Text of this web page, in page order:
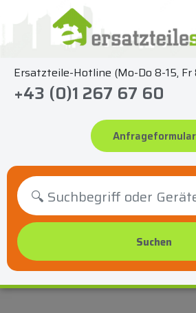
springen
Ersatzteile-Hotline (Mo-Do 8-15, Fr
+43 (0)1 267 67 60
Anfrageformular